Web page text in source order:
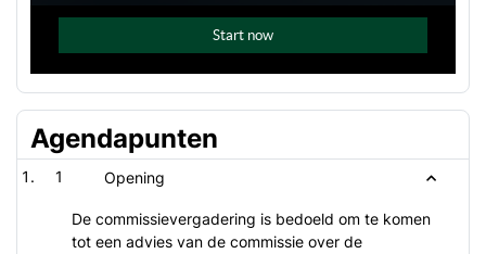
Agendapunten
1 Opening
De commissievergadering is bedoeld om te komen
tot een advies van de commissie over de